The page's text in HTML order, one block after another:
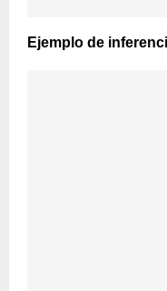
Ejemplo de